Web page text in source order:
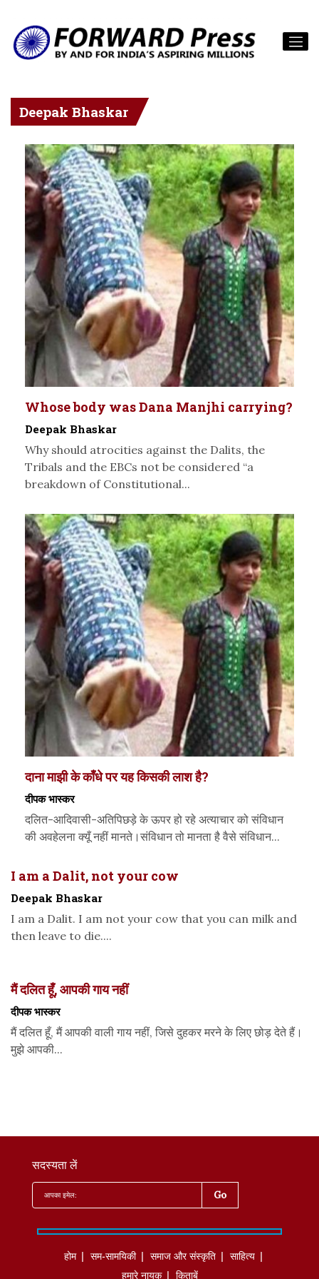
Deepak Bhaskar
Whose body was Dana Manjhi carrying?
Deepak Bhaskar
Why should atrocities against the Dalits, the
Tribals and the EBCs not be considered “a
breakdown of Constitutional...
दाना माझी के काँधे पर यह किसकी लाश है?
दीपक भास्कर
दलित-आदिवासी-अतिपिछड़े के ऊपर हो रहे अत्याचार को संविधान
की अवहेलना क्यूँ नहीं मानते।संविधान तो मानता है वैसे संविधान...
I am a Dalit, not your cow
Deepak Bhaskar
I am a Dalit. I am not your cow that you can milk and
then leave to die....
मैं दलित हूँ, आपकी गाय नहीं
दीपक भास्कर
मैं दलित हूँ, मैं आपकी वाली गाय नहीं, जिसे दुहकर मरने के लिए छोड़ देते हैं।
मुझे आपकी...
सदस्यता लें
होम सम-सामयिकी समाज और संस्कृति
साहित्‍य